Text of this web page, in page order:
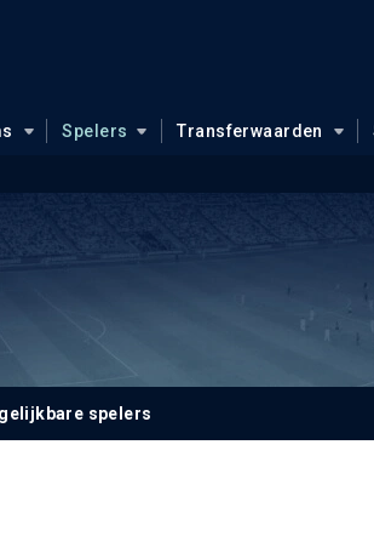
Spelers Transferwaarden
spelers